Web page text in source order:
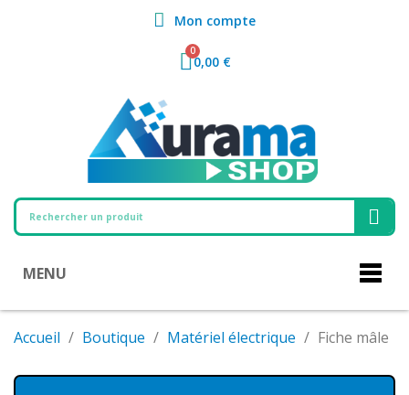
Mon compte
0,00 €
MENU
Accueil Boutique Matériel électrique Fiche mâle